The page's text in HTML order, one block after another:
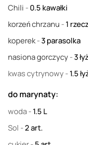
Chili -0.5 kawałki
korzeń chrzanu -1
koperek-3parasolka
nasiona gorczycy-3
kwas cytrynowy-1.5
do marynaty:
woda-1.5 L
Sol -2art.